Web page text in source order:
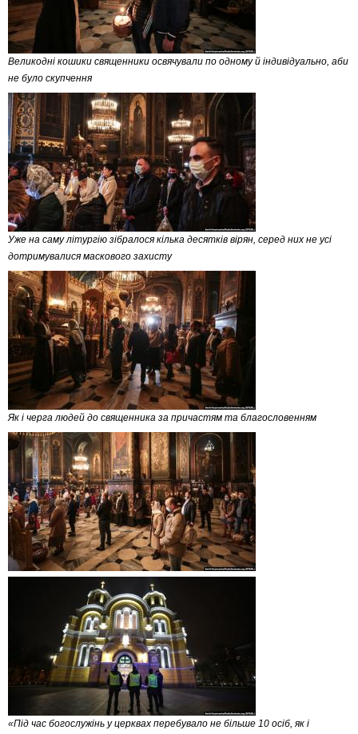
Великодні кошики священники освячували по одному й індивідуально, аби
не було скупчення
Уже на саму літургію зібралося кілька десятків вірян, серед них не усі
дотримувалися маскового захисту
Як і черга людей до священника за причастям та благословенням
«Під час богослужінь у церквах перебувало не більше 10 осіб, як і